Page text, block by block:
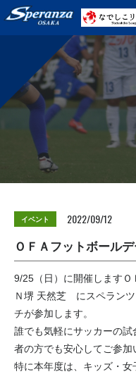
イベント 2022/09/12
ＯＦＡフットボール
9/25（日）に開催しますＯ
Ｎ堺 天然芝 にスペラン
チが参加します。
誰でも気軽にサッカーの
者の方でも安心してご参加
特に本年度は、キッズ・